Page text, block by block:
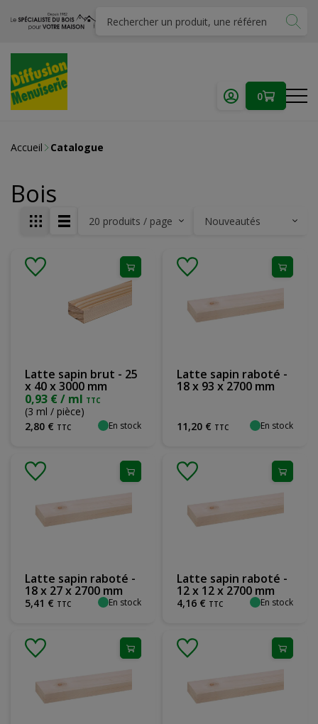
0
Accueil Catalogue
Bois
Latte sapin brut - 25
x 40 x 3000 mm
0,93 € / ml TTC
(3 ml / pièce)
2,80 € TTC En stock
Latte sapin raboté -
18 x 93 x 2700 mm
11,20 € TTC En stock
Latte sapin raboté -
18 x 27 x 2700 mm
5,41 € TTC En stock
Latte sapin raboté -
12 x 12 x 2700 mm
4,16 € TTC En stock